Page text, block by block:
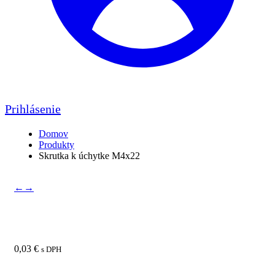
Prihlásenie
Domov
Produkty
Skrutka k úchytke M4x22
← →
0,03 € s DPH